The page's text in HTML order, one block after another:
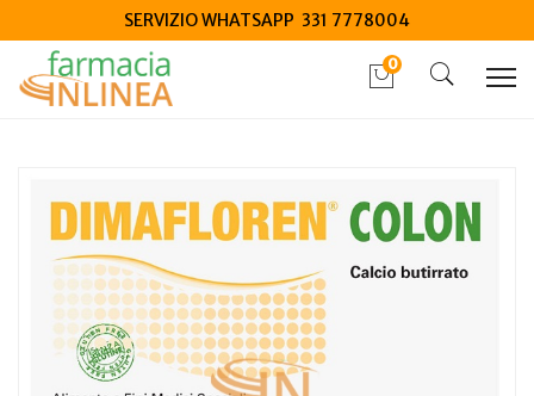
SERVIZIO WHATSAPP 331 7778004
0